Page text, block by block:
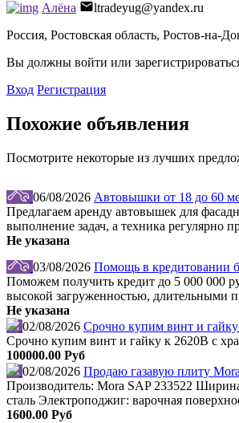
Алёна
ltradeyug@yandex.ru
Россия, Ростовская область, Ростов-на-
Вы должны войти или
Вход Регистрация
Похожие объявления
Посмотрите некоторые из лучших
06/08/2026 Автовышки от 18 до 60
Предлагаем аренду автовышек для
выполнение задач, а техника регулярно
Не указана
03/08/2026 Помощь в кредитовании
Поможем получить кредит до 5 000 000
высокой загруженностью, длительными
Не указана
02/08/2026 Срочно купим винт и
Срочно купим винт и гайку к 2620В с
100000.00 Руб
02/08/2026 Продаю газавую плиту Mora
Производитель: Mora SAP 233522
сталь Электроподжиг: варочная
1600.00 Руб